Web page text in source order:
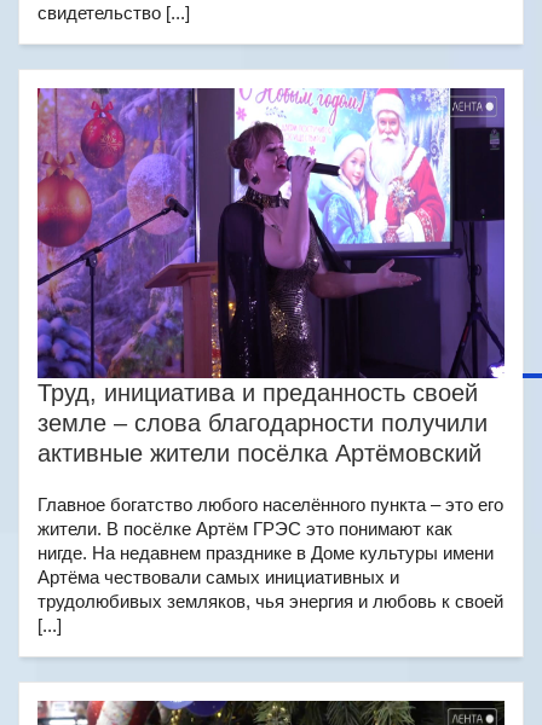
свидетельство [...]
Труд, инициатива и преданность своей
земле – слова благодарности получили
активные жители посёлка Артёмовский
Главное богатство любого населённого пункта – это его
жители. В посёлке Артём ГРЭС это понимают как
нигде. На недавнем празднике в Доме культуры имени
Артёма чествовали самых инициативных и
трудолюбивых земляков, чья энергия и любовь к своей
[...]